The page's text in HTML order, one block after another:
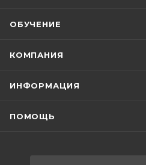
ОБУЧЕНИЕ
КОМПАНИЯ
ИНФОРМАЦИЯ
ПОМОЩЬ